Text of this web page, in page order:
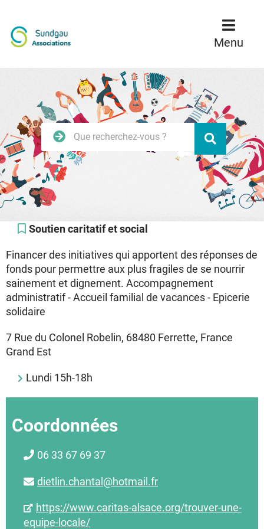
Menu
Rechercher
sur
le
site
Valider
Soutien caritatif et social
Financer des initiatives qui apportent des réponses de
fonds pour permettre aux plus fragiles de se nourrir
sainement et dignement. Accompagnement
administratif - Accueil familial de vacances - Epicerie
solidaire
7 Rue du Colonel Robelin, 68480 Ferrette, France
Grand Est
Lundi 15h-18h
Coordonnées
06 33 67 69 37
dietlin.chantal@hotmail.fr
https://www.caritas-alsace.org/trouver-une-
equipe-locale/